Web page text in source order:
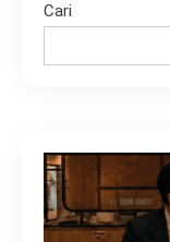
Cari